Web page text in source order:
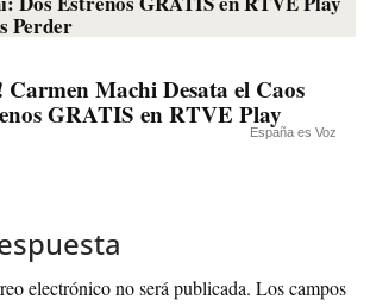
Machi Desata el Caos
GRATIS en RTVE Play
España es Voz
electrónico no será publicada. Los campos